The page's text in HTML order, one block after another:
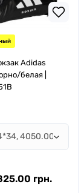
Adidas
белая |
грн.